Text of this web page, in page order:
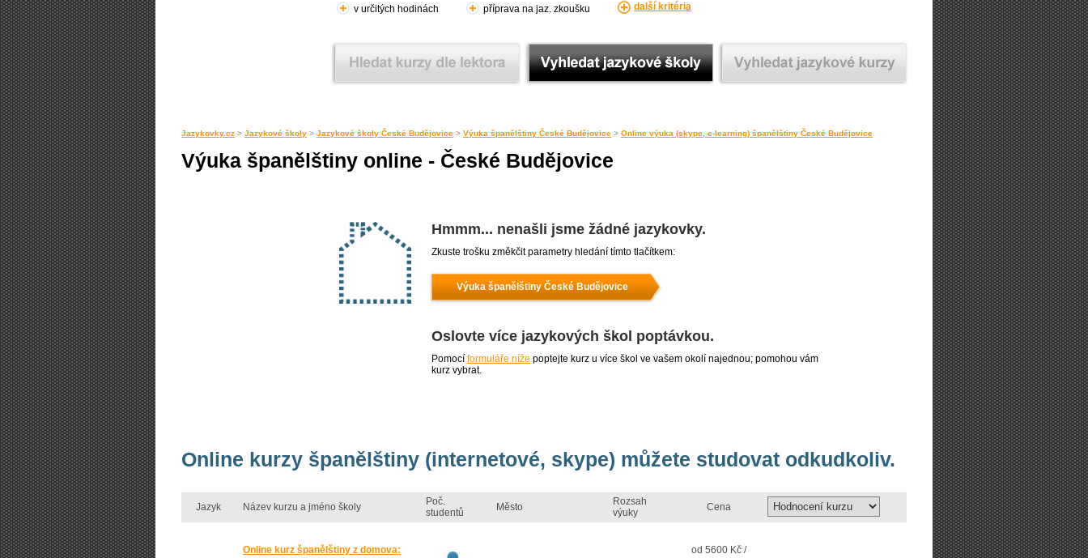
v určitých hodinách příprava na jaz. zkoušku další kritéria
Jazykovky.cz > Jazykové školy > Jazykové školy České Budějovice > Výuka španělštiny České Budějovice > Online výuka (skype, e-learning) španělštiny České Budějovice
Výuka španělštiny online - České Budějovice
Hmmm... nenašli jsme žádné jazykovky.
Zkuste trošku změkčit parametry hledání tímto tlačítkem:
Výuka španělštiny České Budějovice
Oslovte více jazykových škol poptávkou.
Pomocí formuláře níže poptejte kurz u více škol ve vašem okolí najednou; pomohou vám
kurz vybrat.
Online kurzy španělštiny (internetové, skype) můžete studovat odkudkoliv.
Jazyk Název kurzu a jméno školy
Poč.
studentů
Město
Rozsah
výuky
Cena
Online kurz španělštiny z domova:
od 5600 Kč /